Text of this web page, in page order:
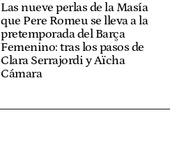
Las nueve perlas de la Masía
que Pere Romeu se lleva a la
pretemporada del Barça
Femenino: tras los pasos de
Clara Serrajordi y Aïcha
Cámara